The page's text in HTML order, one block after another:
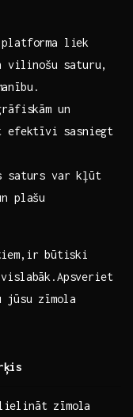
platforma liek
vilinošu saturu,
un
efektīvi⁢ sasniegt⁣
var kļūt
plašu
būtiski
zīmola
zīmola​